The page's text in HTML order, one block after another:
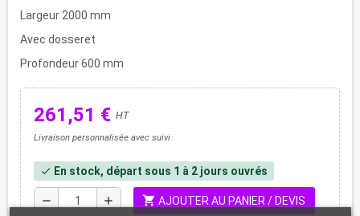
Largeur 2000 mm
Avec dosseret
Profondeur 600 mm
261,51 € HT
Livraison personnalisée avec suivi
check En stock, départ sous 1 à 2 jours ouvrés
remove add shopping_cart AJOUTER AU PANIER / DEVIS